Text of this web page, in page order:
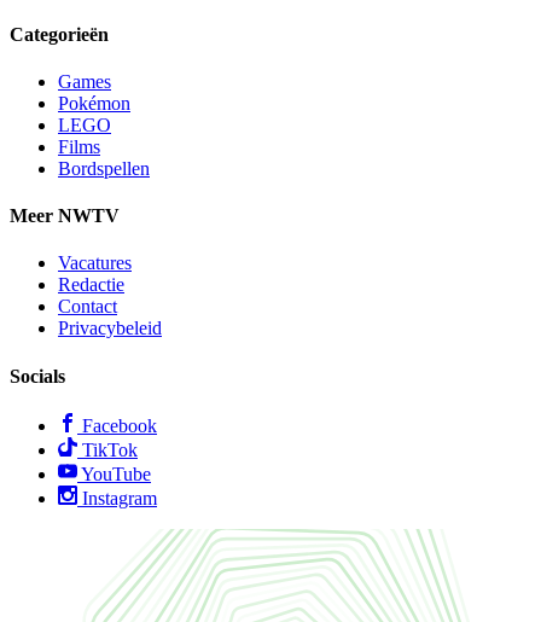
Categorieën
Games
Pokémon
LEGO
Films
Bordspellen
Meer NWTV
Vacatures
Redactie
Contact
Privacybeleid
Socials
Facebook
TikTok
YouTube
Instagram